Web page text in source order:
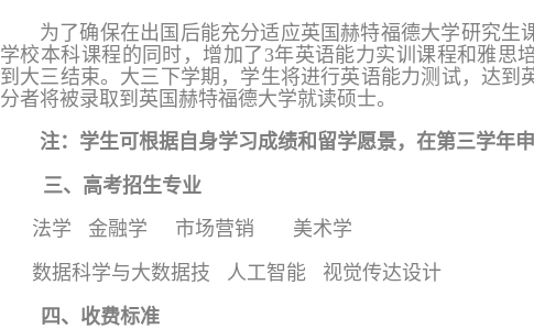
为了确保在出国后能充分适应英国赫特福德大学研究生
学校本科课程的同时，增加了 3年英语能力实训课程和雅思
到大三结束。大三下学期，学生将进行英语能力测试，达到
分者将被录取到英国赫特福德大学就读硕士。
注：学生可根据自身学习成绩和留学愿景，在第三学年
三、高考招生专业
法学 金融学 市场营销 美术学
数据科学与大数据技 人工智能 视觉传达设计
四、收费标准